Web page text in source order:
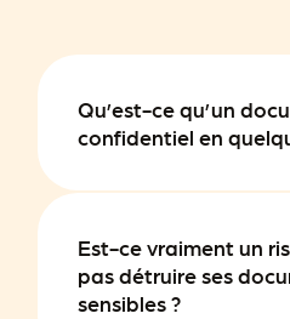
Qu’est-ce qu’un
confidentiel en
Est-ce vraiment un
pas détruire ses
sensibles ?